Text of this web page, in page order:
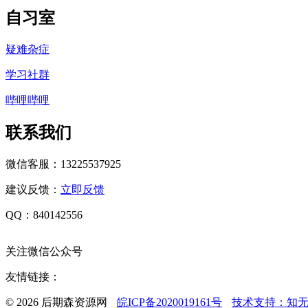
自习室
疑难杂症
学习社群
哔哩哔哩
联系我们
微信客服：13225537925
建议反馈： 立即反馈
QQ：840142556
关注微信公众号
友情链接：
© 2026 后期森资源网 皖ICP备2020019161号 技术支持：知